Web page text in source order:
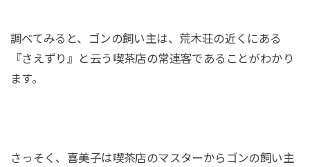
調べてみると、ゴンの飼い主は、荒木荘の近くにある
『さえずり』と云う喫茶店の常連客であることがわかり
ます。
さっそく、喜美子は喫茶店のマスターからゴンの飼い主